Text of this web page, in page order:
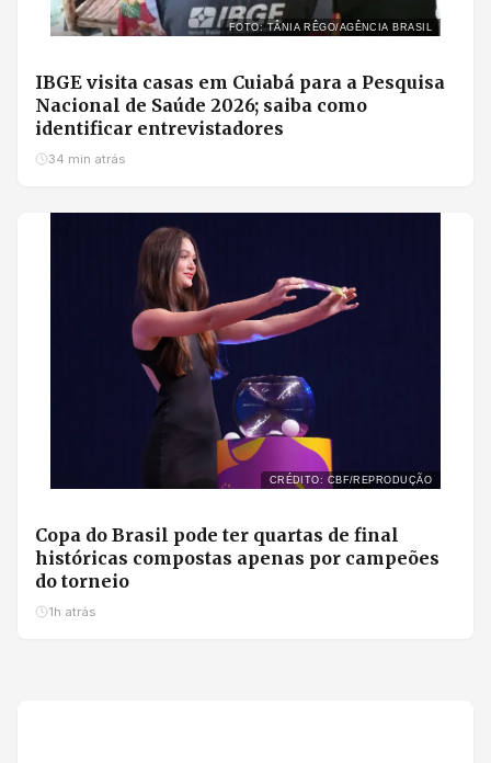
FOTO: TÂNIA RÊGO/AGÊNCIA BRASIL
IBGE visita casas em Cuiabá para a Pesquisa
Nacional de Saúde 2026; saiba como
identificar entrevistadores
34 min atrás
CRÉDITO: CBF/REPRODUÇÃO
Copa do Brasil pode ter quartas de final
históricas compostas apenas por campeões
do torneio
1h atrás